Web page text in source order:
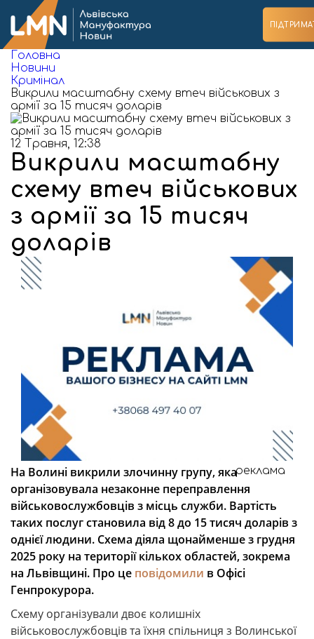
Головна
Новини
Кримінал
Викрили масштабну схему втеч військових з
армії за 15 тисяч доларів
12 Травня, 12:38
Викрили масштабну
схему втеч військових
з армії за 15 тисяч
доларів
реклама
На Волині викрили злочинну групу, яка
організовувала незаконне переправлення
військовослужбовців з місць служби. Вартість
таких послуг становила від 8 до 15 тисяч доларів з
однієї людини. Схема діяла щонайменше з грудня
2025 року на території кількох областей, зокрема
на Львівщині. Про це повідомили в Офісі
Генпрокурора.
Схему організували двоє колишніх
військовослужбовців та їхня спільниця з Волинської